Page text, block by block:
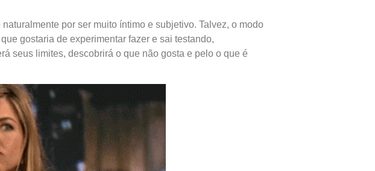
por ser muito íntimo e subjetivo. Talvez, o modo
gostaria de experimentar fazer e sai testando,
seus limites, descobrirá o que não gosta e pelo o que é